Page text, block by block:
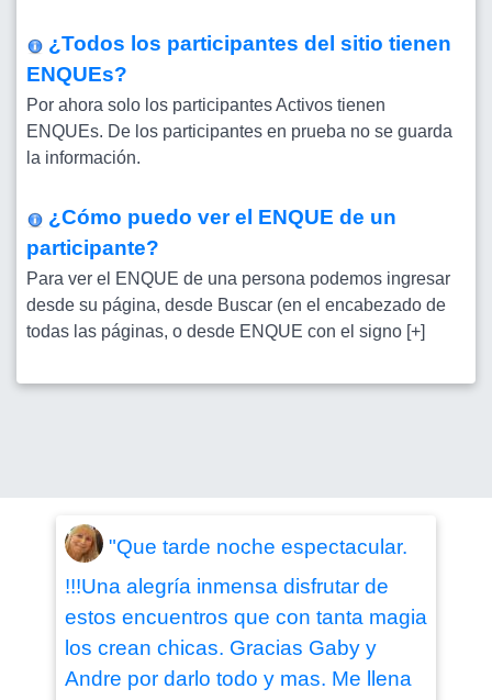
¿Todos los participantes del sitio tienen
ENQUEs?
Por ahora solo los participantes Activos tienen
ENQUEs. De los participantes en prueba no se guarda
la información.
¿Cómo puedo ver el ENQUE de un
participante?
Para ver el ENQUE de una persona podemos ingresar
desde su página, desde Buscar (en el encabezado de
todas las páginas, o desde ENQUE con el signo [+]
"Que tarde noche espectacular.
!!!Una alegría inmensa disfrutar de
estos encuentros que con tanta magia
los crean chicas. Gracias Gaby y
Andre por darlo todo y mas. Me llena